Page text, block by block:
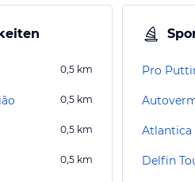
0,5 km
0,5 km
0,5 km
0,5 km
Pro
Atlantica
Delfin